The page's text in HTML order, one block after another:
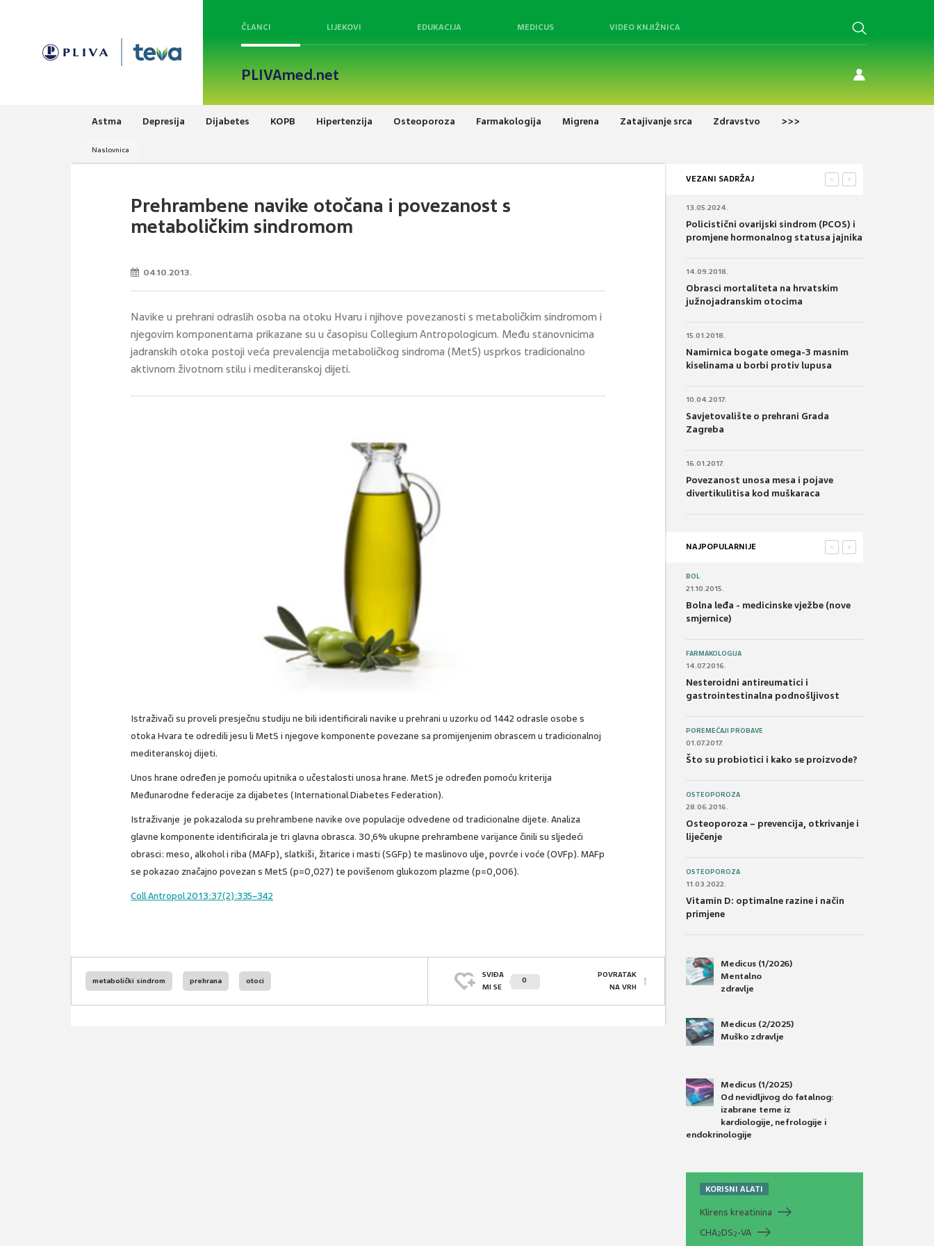
ČLANCI LIJEKOVI EDUKACIJA MEDICUS VIDEO KNJIŽNICA
PLIVAmed.net
Astma Depresija Dijabetes KOPB Hipertenzija Osteoporoza Farmakologija Migrena Zatajivanje srca Zdravstvo >>>
Naslovnica
Prehrambene navike otočana i povezanost s
metaboličkim sindromom
04.10.2013.
Navike u prehrani odraslih osoba na otoku Hvaru i njihove povezanosti s metaboličkim sindromom i
njegovim komponentama prikazane su u časopisu Collegium Antropologicum. Među stanovnicima
jadranskih otoka postoji veća prevalencija metaboličkog sindroma (MetS) usprkos tradicionalno
aktivnom životnom stilu i mediteranskoj dijeti.
Istraživači su proveli presječnu studiju ne bili identificirali navike u prehrani u uzorku od 1442 odrasle osobe s
otoka Hvara te odredili jesu li MetS i njegove komponente povezane sa promijenjenim obrascem u tradicionalnoj
mediteranskoj dijeti.
Unos hrane određen je pomoću upitnika o učestalosti unosa hrane. MetS je određen pomoću kriterija
Međunarodne federacije za dijabetes (International Diabetes Federation).
Istraživanje je pokazaloda su prehrambene navike ove populacije odvedene od tradicionalne dijete. Analiza
glavne komponente identificirala je tri glavna obrasca. 30,6% ukupne prehrambene varijance činili su sljedeći
obrasci: meso, alkohol i riba (MAFp), slatkiši, žitarice i masti (SGFp) te maslinovo ulje, povrće i voće (OVFp). MAFp
se pokazao značajno povezan s MetS (p=0,027) te povišenom glukozom plazme (p=0,006).
Coll Antropol 2013:37(2):335–342
metabolički sindrom prehrana otoci
SVIĐA
MI SE
0
POVRATAK
NA VRH
VEZANI SADRŽAJ >
<
13.05.2024.
Policistični ovarijski sindrom (PCOS) i
promjene hormonalnog statusa jajnika
14.09.2018.
Obrasci mortaliteta na hrvatskim
južnojadranskim otocima
15.01.2018.
Namirnica bogate omega-3 masnim
kiselinama u borbi protiv lupusa
10.04.2017.
Savjetovalište o prehrani Grada
Zagreba
16.01.2017.
Povezanost unosa mesa i pojave
divertikulitisa kod muškaraca
NAJPOPULARNIJE >
<
BOL
21.10.2015.
Bolna leđa - medicinske vježbe (nove
smjernice)
FARMAKOLOGIJA
14.07.2016.
Nesteroidni antireumatici i
gastrointestinalna podnošljivost
POREMEĆAJI PROBAVE
01.07.2017.
Što su probiotici i kako se proizvode?
OSTEOPOROZA
28.06.2016.
Osteoporoza – prevencija, otkrivanje i
liječenje
OSTEOPOROZA
11.03.2022.
Vitamin D: optimalne razine i način
primjene
Medicus (1/2026)
Mentalno
zdravlje
Medicus (2/2025)
Muško zdravlje
Medicus (1/2025)
Od nevidljivog do fatalnog:
izabrane teme iz
kardiologije, nefrologije i
endokrinologije
KORISNI ALATI
Klirens kreatinina
CHA2DS2-VA